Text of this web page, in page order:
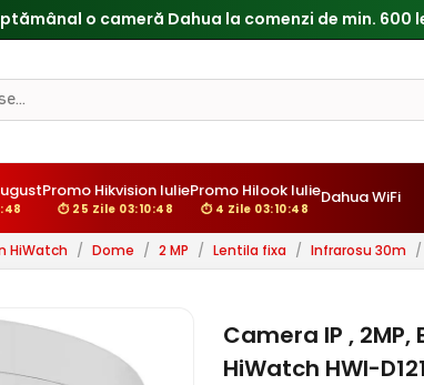
Reduceri de pana la 25% doar in luna iulie → Vezi
Promo Hikvision Iulie
⏱ 25 Zile 03:10:47
Promo Hilook Iulie
⏱ 4 Zile 03:10:47
Dahua WiFi
HiWatch / Dome / 2 MP / Lentila fixa / Infrarosu 30m /
Camera IP , 2MP,
HiWatch HWI-